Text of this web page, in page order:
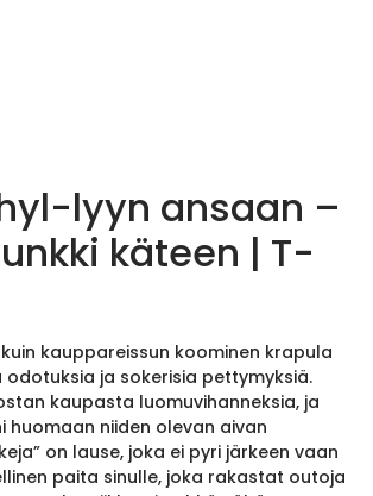
lyyn ansaan –
käteen | T-
kauppareissun koominen krapula
odotuksia ja sokerisia pettymyksiä.
kaupasta luomuvihanneksia, ja
huomaan niiden olevan aivan
on lause, joka ei pyri järkeen vaan
paita sinulle, joka rakastat outoja